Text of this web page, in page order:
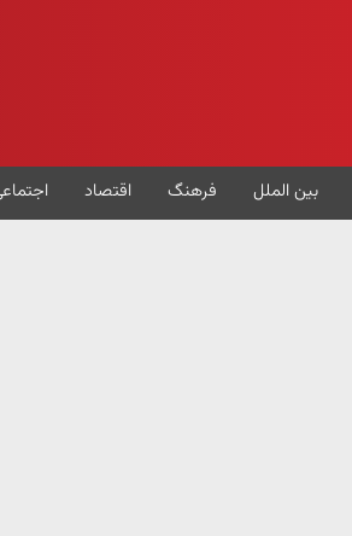
بین الملل فرهنگ اقتصاد